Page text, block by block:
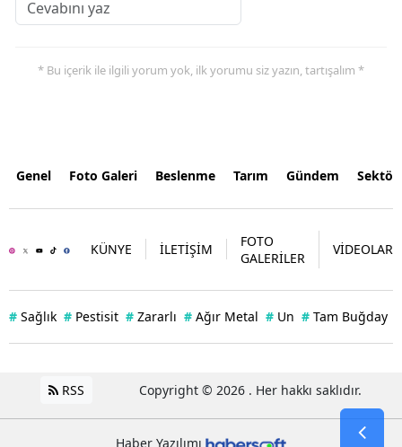
* Bu içerik ile ilgili yorum yok, ilk yorumu siz yazın, tartışalım *
Genel Foto Galeri Beslenme Tarım Gündem
KÜNYE İLETİŞİM
FOTO
GALERİLER
VİDEOLAR
# Sağlık # Pestisit # Zararlı # Ağır Metal # Un # Tam Buğday
RSS Copyright © 2026 . Her hakkı saklıdır.
Haber Yazılımı